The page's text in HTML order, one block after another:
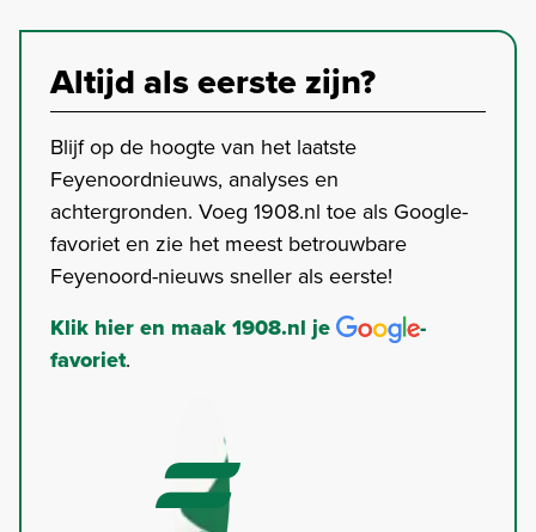
Altijd als eerste zijn?
Blijf op de hoogte van het laatste
Feyenoordnieuws, analyses en
achtergronden. Voeg 1908.nl toe als Google-
favoriet en zie het meest betrouwbare
Feyenoord-nieuws sneller als eerste!
Klik hier en maak 1908.nl je
-
favoriet.